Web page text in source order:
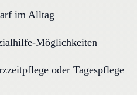
im Alltag
Möglichkeiten
oder Tagespflege